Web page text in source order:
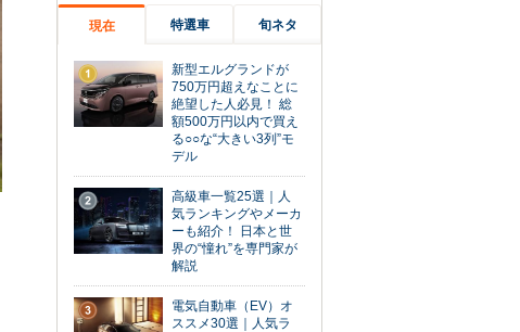
現在 特選車 旬ネタ
1
新型エルグランドが
750万円超えなことに
絶望した人必見！ 総
額500万円以内で買え
る○○な“大きい3列”モ
デル
2
高級車一覧25選｜人
気ランキングやメーカ
ーも紹介！ 日本と世
界の“憧れ”を専門家が
解説
3
電気自動車（EV）オ
ススメ30選｜人気ラ